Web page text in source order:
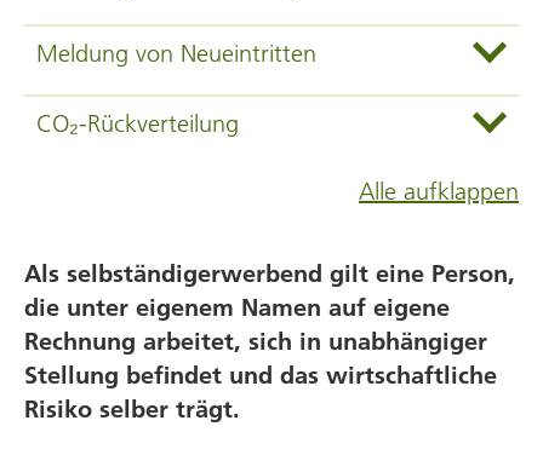
Meldung von Neueintritten
CO₂-Rückverteilung
Alle aufklappen
Als selbständigerwerbend gilt eine Person,
die unter eigenem Namen auf eigene
Rechnung arbeitet, sich in unabhängiger
Stellung befindet und das wirtschaftliche
Risiko selber trägt.